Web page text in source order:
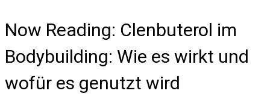
Now Reading: Clenbuterol im
Bodybuilding: Wie es wirkt und
wofür es genutzt wird